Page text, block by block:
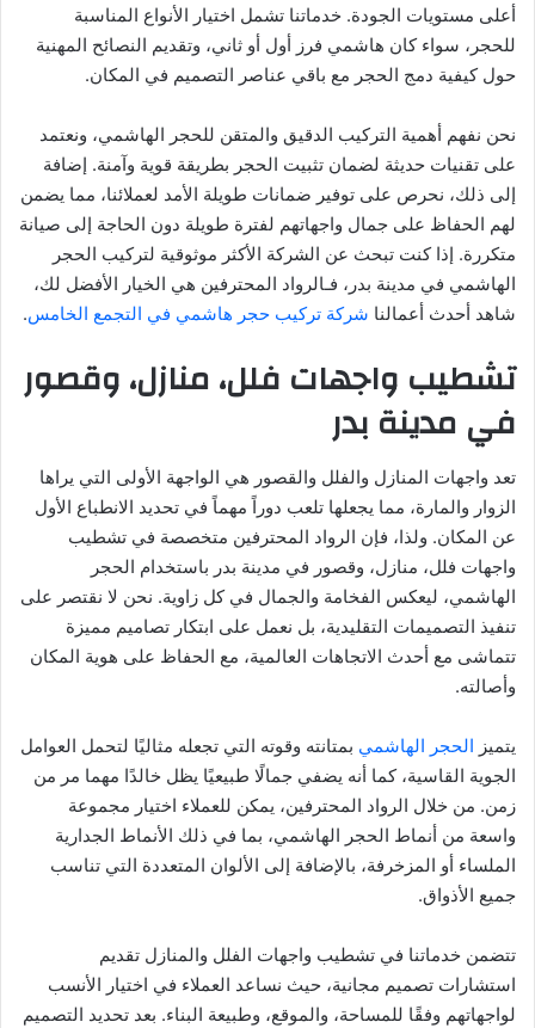
أعلى مستويات الجودة. خدماتنا تشمل اختيار الأنواع المناسبة
للحجر، سواء كان هاشمي فرز أول أو ثاني، وتقديم النصائح المهنية
حول كيفية دمج الحجر مع باقي عناصر التصميم في المكان.
نحن نفهم أهمية التركيب الدقيق والمتقن للحجر الهاشمي، ونعتمد
على تقنيات حديثة لضمان تثبيت الحجر بطريقة قوية وآمنة. إضافة
إلى ذلك، نحرص على توفير ضمانات طويلة الأمد لعملائنا، مما يضمن
لهم الحفاظ على جمال واجهاتهم لفترة طويلة دون الحاجة إلى صيانة
متكررة. إذا كنت تبحث عن الشركة الأكثر موثوقية لتركيب الحجر
الهاشمي في مدينة بدر، فـالرواد المحترفين هي الخيار الأفضل لك،
شاهد أحدث أعمالنا شركة تركيب حجر هاشمي في التجمع الخامس.
تشطيب واجهات فلل، منازل، وقصور
في مدينة بدر
تعد واجهات المنازل والفلل والقصور هي الواجهة الأولى التي يراها
الزوار والمارة، مما يجعلها تلعب دوراً مهماً في تحديد الانطباع الأول
عن المكان. ولذا، فإن الرواد المحترفين متخصصة في تشطيب
واجهات فلل، منازل، وقصور في مدينة بدر باستخدام الحجر
الهاشمي، ليعكس الفخامة والجمال في كل زاوية. نحن لا نقتصر على
تنفيذ التصميمات التقليدية، بل نعمل على ابتكار تصاميم مميزة
تتماشى مع أحدث الاتجاهات العالمية، مع الحفاظ على هوية المكان
وأصالته.
يتميز الحجر الهاشمي بمتانته وقوته التي تجعله مثاليًا لتحمل العوامل
الجوية القاسية، كما أنه يضفي جمالًا طبيعيًا يظل خالدًا مهما مر من
زمن. من خلال الرواد المحترفين، يمكن للعملاء اختيار مجموعة
واسعة من أنماط الحجر الهاشمي، بما في ذلك الأنماط الجدارية
الملساء أو المزخرفة، بالإضافة إلى الألوان المتعددة التي تناسب
جميع الأذواق.
تتضمن خدماتنا في تشطيب واجهات الفلل والمنازل تقديم
استشارات تصميم مجانية، حيث نساعد العملاء في اختيار الأنسب
لواجهاتهم وفقًا للمساحة، والموقع، وطبيعة البناء. بعد تحديد التصميم